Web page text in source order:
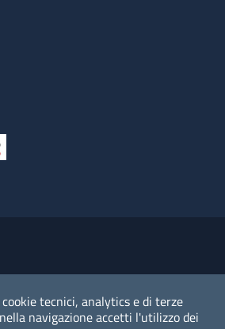
tecnici, analytics e di terze
navigazione accetti l'utilizzo dei
del dato personale